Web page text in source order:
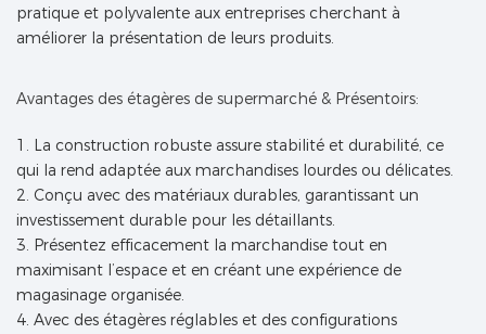
pratique et polyvalente aux entreprises cherchant à
améliorer la présentation de leurs produits.
Avantages des étagères de supermarché & Présentoirs:
1. La construction robuste assure stabilité et durabilité, ce
qui la rend adaptée aux marchandises lourdes ou délicates.
2. Conçu avec des matériaux durables, garantissant un
investissement durable pour les détaillants.
3. Présentez efficacement la marchandise tout en
maximisant l’espace et en créant une expérience de
magasinage organisée.
4. Avec des étagères réglables et des configurations